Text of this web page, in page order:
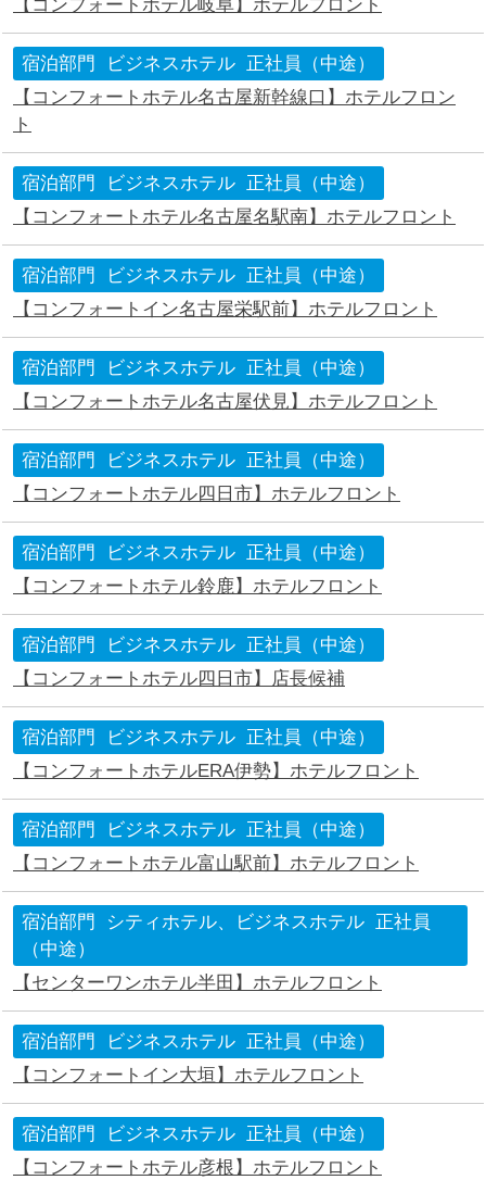
【コンフォートホテル岐阜】ホテルフロント
宿泊部門 ビジネスホテル
正社員（中途）
【コンフォートホテル名古屋新幹線口】ホテルフロン
ト
宿泊部門 ビジネスホテル
正社員（中途）
【コンフォートホテル名古屋名駅南】ホテルフロント
宿泊部門 ビジネスホテル
正社員（中途）
【コンフォートイン名古屋栄駅前】ホテルフロント
宿泊部門 ビジネスホテル
正社員（中途）
【コンフォートホテル名古屋伏見】ホテルフロント
宿泊部門 ビジネスホテル
正社員（中途）
【コンフォートホテル四日市】ホテルフロント
宿泊部門 ビジネスホテル
正社員（中途）
【コンフォートホテル鈴鹿】ホテルフロント
宿泊部門 ビジネスホテル
正社員（中途）
【コンフォートホテル四日市】店長候補
宿泊部門 ビジネスホテル
正社員（中途）
【コンフォートホテルERA伊勢】ホテルフロント
宿泊部門 ビジネスホテル
正社員（中途）
【コンフォートホテル富山駅前】ホテルフロント
宿泊部門 シティホテル、ビジネスホテル
正社員
（中途）
【センターワンホテル半田】ホテルフロント
宿泊部門 ビジネスホテル
正社員（中途）
【コンフォートイン大垣】ホテルフロント
宿泊部門 ビジネスホテル
正社員（中途）
【コンフォートホテル彦根】ホテルフロント